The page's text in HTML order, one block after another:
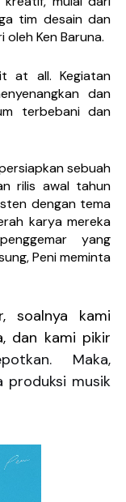
tim desain dan
Ken Baruna.
at all. Kegiatan
dan
terbebani dan
sebuah
rilis awal tahun
dengan tema
karya mereka
yang
Peni meminta
soalnya kami
dan kami pikir
Maka,
produksi musik